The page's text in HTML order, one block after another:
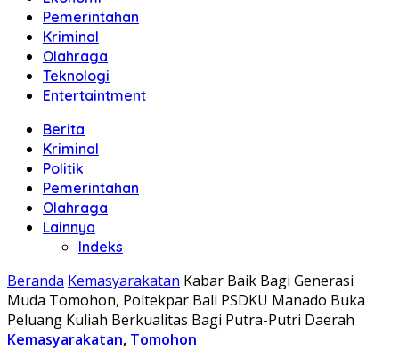
Pemerintahan
Kriminal
Olahraga
Teknologi
Entertaintment
Berita
Kriminal
Politik
Pemerintahan
Olahraga
Lainnya
Indeks
Beranda Kemasyarakatan Kabar Baik Bagi Generasi
Muda Tomohon, Poltekpar Bali PSDKU Manado Buka
Peluang Kuliah Berkualitas Bagi Putra-Putri Daerah
Kemasyarakatan, Tomohon